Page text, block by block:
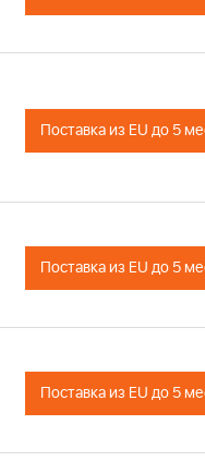
Поставка из EU до 5
Поставка из EU до 5
Поставка из EU до 5